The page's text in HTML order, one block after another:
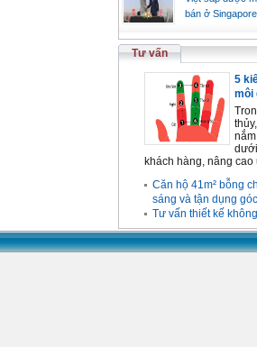
bán ở Singapore
Tư vấn
5
môi
khách hàng, nâng
Căn hộ 41m² bỗng
sáng và tận dụng
Tư vấn thiết kế